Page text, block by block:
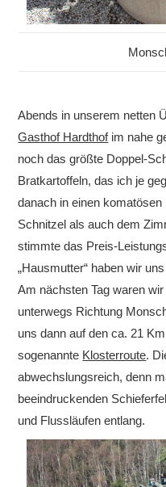
Abends in unserem netten
Gasthof Hardthofim nahe
noch das größte Doppel-
Bratkartoffeln, das ich je
danach in einen
Schnitzel als auch dem
stimmte das Preis-
„Hausmutter“ haben wir
Am nächsten Tag waren
unterwegs Richtung
uns dann auf den ca. 21
sogenannte Klosterroute.
abwechslungsreich, denn
beeindruckenden
und Flussläufen entlang.